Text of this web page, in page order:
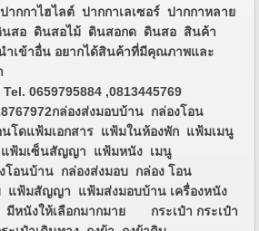
กกาไฮไลต์ ปากกาเลเซอร์ ปากกาหลาย
นสอ ดินสอไม้ ดินสอกด ดินสอ สินค้า
เข้าอื่น อยากได้สินค้าที่มีคุณภาพและ
เยี่ยมติดต่อเรา
,0813445769
กล่องส่งมอบบ้าน กล่องโอน
โดแฟ้มเอกสาร แฟ้มในห้องพัก แฟ้มเมนู
แฟ้มเซ็นสัญญา แฟ้มหนัง เมนู
โอนบ้าน กล่องส่งมอบ กล่อง โอน
แฟ้มสัญญา แฟ้มส่งมอบบ้าน เครื่องหนัง
หนังให้เลือกมากมาย กระเป๋า กระเป๋า